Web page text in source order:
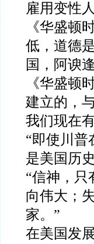
雇用变性
《华盛顿
低，道德
国，阿谀
《华盛顿
建立的，
我们现在
“即使川普
是美国历
“信神，只
向伟大；
家。”
在美国发